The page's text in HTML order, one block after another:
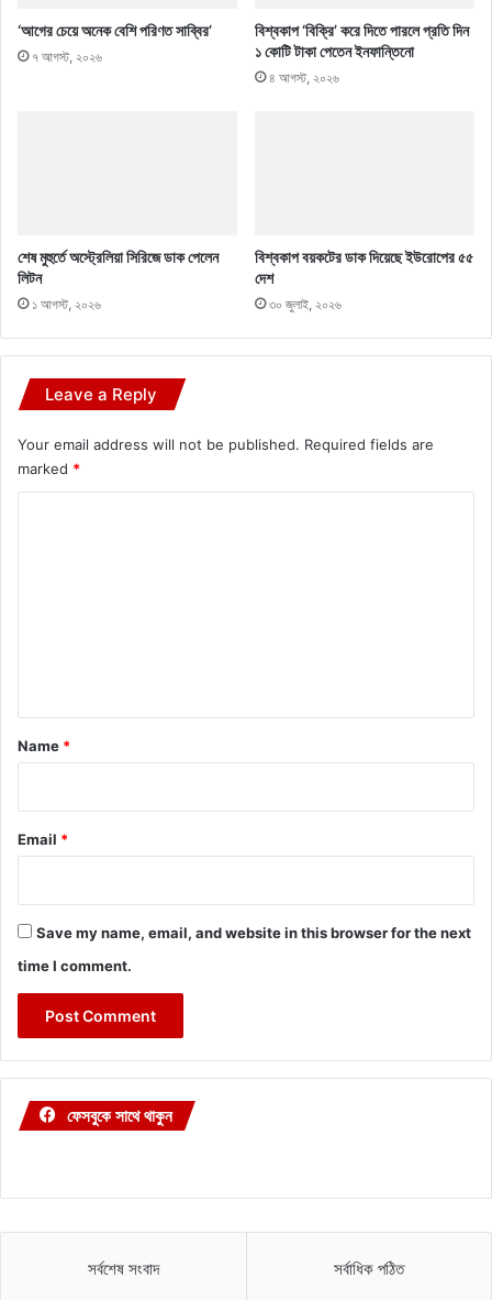
‘আগের চেয়ে অনেক বেশি পরিণত সাব্বির’
৭ আগস্ট, ২০২৬
বিশ্বকাপ ‘বিক্রি’ করে দিতে পারলে প্রতি দিন
১ কোটি টাকা পেতেন ইনফান্তিনো
৪ আগস্ট, ২০২৬
শেষ মুহুর্তে অস্ট্রেলিয়া সিরিজে ডাক পেলেন
লিটন
১ আগস্ট, ২০২৬
বিশ্বকাপ বয়কটের ডাক দিয়েছে ইউরোপের ৫৫
দেশ
৩০ জুলাই, ২০২৬
Leave a Reply
Your email address will not be published. Required fields are
marked *
*
Name *
Email *
Save my name, email, and website in this browser for the next
time I comment.
ফেসবুকে সাথে থাকুন
সর্বশেষ সংবাদ সর্বাধিক পঠিত